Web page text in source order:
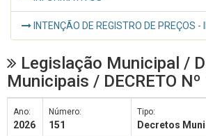
INTENÇÃO DE REGISTRO DE PREÇOS -
Legislação Municipal /
Municipais / DECRETO
Ano:
2026
Número:
151
Tipo:
Decretos